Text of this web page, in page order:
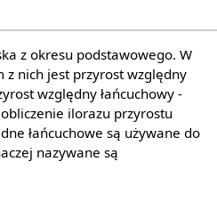
z okresu podstawowego. W
z nich jest przyrost względny
względny łańcuchowy -
ilorazu przyrostu
łańcuchowe są używane do
nazywane są